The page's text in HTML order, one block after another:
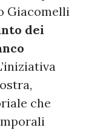
Giacomelli
dei
che